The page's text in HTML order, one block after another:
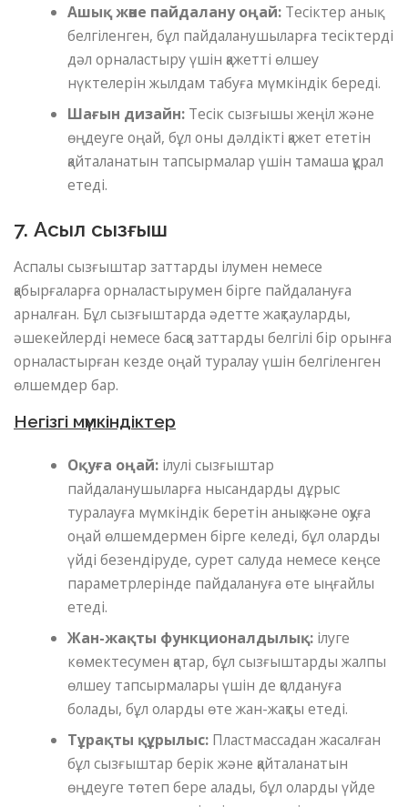
Ашық және пайдалану оңай: Тесіктер анық
белгіленген, бұл пайдаланушыларға тесіктерді
дәл орналастыру үшін қажетті өлшеу
нүктелерін жылдам табуға мүмкіндік береді.
Шағын дизайн: Тесік сызғышы жеңіл және
өңдеуге оңай, бұл оны дәлдікті қажет ететін
қайталанатын тапсырмалар үшін тамаша құрал
етеді.
7. Асыл сызғыш
Аспалы сызғыштар заттарды ілумен немесе
қабырғаларға орналастырумен бірге пайдалануға
арналған. Бұл сызғыштарда әдетте жақтауларды,
әшекейлерді немесе басқа заттарды белгілі бір орынға
орналастырған кезде оңай туралау үшін белгіленген
өлшемдер бар.
Негізгі мүмкіндіктер
Оқуға оңай: ілулі сызғыштар
пайдаланушыларға нысандарды дұрыс
туралауға мүмкіндік беретін анық және оқуға
оңай өлшемдермен бірге келеді, бұл оларды
үйді безендіруде, сурет салуда немесе кеңсе
параметрлерінде пайдалануға өте ыңғайлы
етеді.
Жан-жақты функционалдылық: ілуге ​​
көмектесумен қатар, бұл сызғыштарды жалпы
өлшеу тапсырмалары үшін де қолдануға
болады, бұл оларды өте жан-жақты етеді.
Тұрақты құрылыс: Пластмассадан жасалған
бұл сызғыштар берік және қайталанатын
өңдеуге төтеп бере алады, бұл оларды үйде